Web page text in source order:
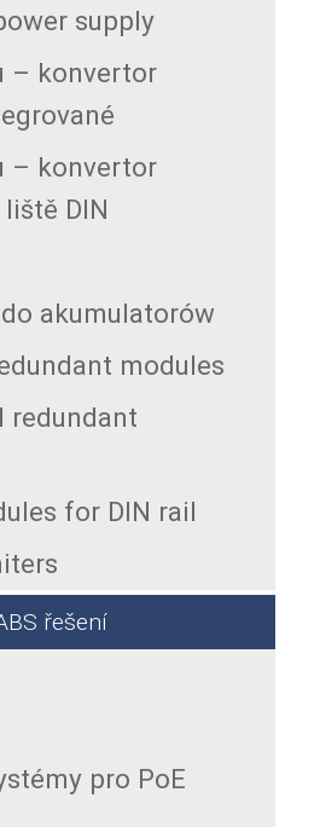
supply
– konvertor
– konvertor
liště DIN
akumulatorów
modules
redundant
for DIN rail
řešení
pro PoE